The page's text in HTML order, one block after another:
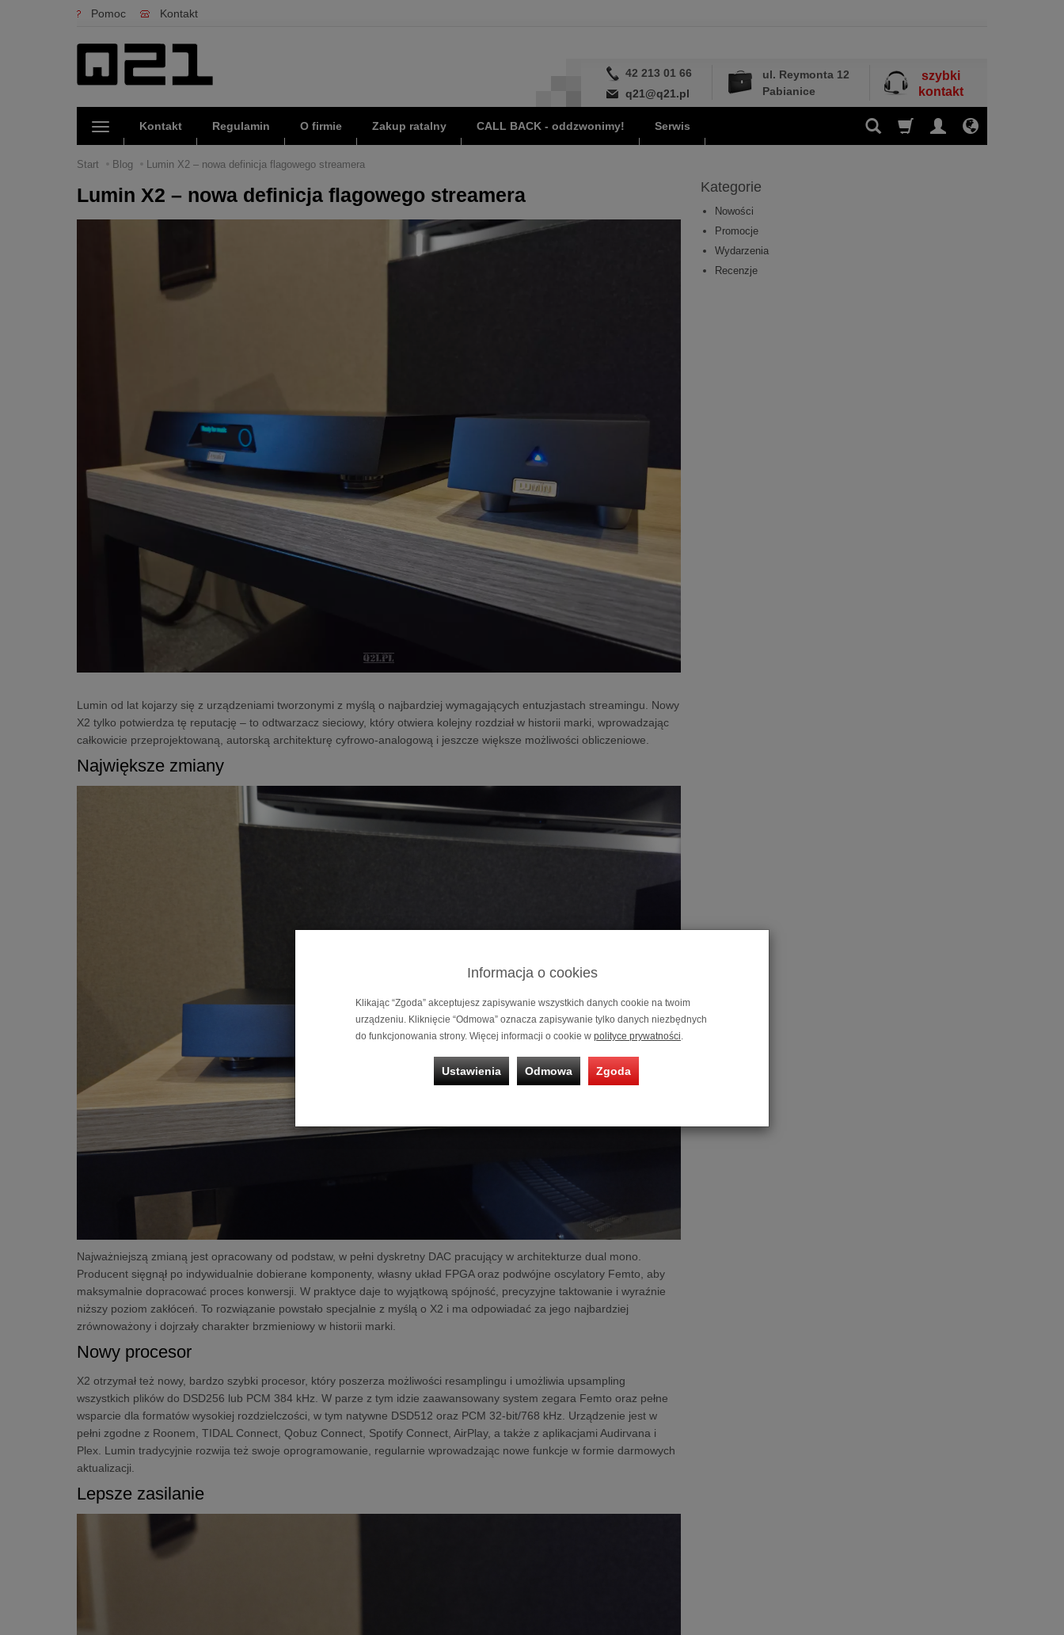
Pomoc Kontakt
42 213 01 66
q21@q21.pl
ul. Reymonta 12
Pabianice
szybki
kontakt
Kontakt Regulamin O firmie Zakup ratalny CALL BACK - oddzwonimy! Serwis
Start Blog Lumin X2 – nowa definicja flagowego streamera
Lumin X2 – nowa definicja flagowego streamera
Lumin od lat kojarzy się z urządzeniami tworzonymi z myślą o najbardziej wymagających entuzjastach streamingu. Nowy
X2 tylko potwierdza tę reputację – to odtwarzacz sieciowy, który otwiera kolejny rozdział w historii marki, wprowadzając
całkowicie przeprojektowaną, autorską architekturę cyfrowo-analogową i jeszcze większe możliwości obliczeniowe.
Największe zmiany
Najważniejszą zmianą jest opracowany od podstaw, w pełni dyskretny DAC pracujący w architekturze dual mono.
Producent sięgnął po indywidualnie dobierane komponenty, własny układ FPGA oraz podwójne oscylatory Femto, aby
maksymalnie dopracować proces konwersji. W praktyce daje to wyjątkową spójność, precyzyjne taktowanie i wyraźnie
niższy poziom zakłóceń. To rozwiązanie powstało specjalnie z myślą o X2 i ma odpowiadać za jego najbardziej
zrównoważony i dojrzały charakter brzmieniowy w historii marki.
Nowy procesor
X2 otrzymał też nowy, bardzo szybki procesor, który poszerza możliwości resamplingu i umożliwia upsampling
wszystkich plików do DSD256 lub PCM 384 kHz. W parze z tym idzie zaawansowany system zegara Femto oraz pełne
wsparcie dla formatów wysokiej rozdzielczości, w tym natywne DSD512 oraz PCM 32-bit/768 kHz. Urządzenie jest w
pełni zgodne z Roonem, TIDAL Connect, Qobuz Connect, Spotify Connect, AirPlay, a także z aplikacjami Audirvana i
Plex. Lumin tradycyjnie rozwija też swoje oprogramowanie, regularnie wprowadzając nowe funkcje w formie darmowych
aktualizacji.
Lepsze zasilanie
Kategorie
Nowości
Promocje
Wydarzenia
Recenzje
Informacja o cookies
Klikając “Zgoda” akceptujesz zapisywanie wszystkich danych cookie na twoim
urządzeniu. Kliknięcie “Odmowa” oznacza zapisywanie tylko danych niezbędnych
do funkcjonowania strony. Więcej informacji o cookie w polityce prywatności.
Ustawienia Odmowa Zgoda